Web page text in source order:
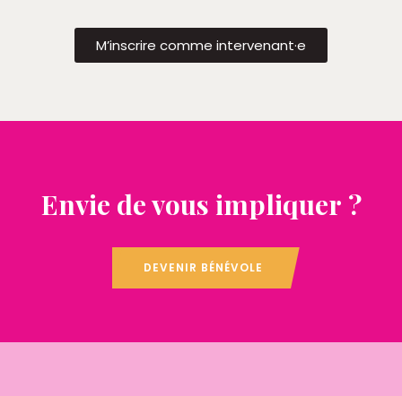
M’inscrire comme intervenant·e
Envie de vous impliquer ?
DEVENIR BÉNÉVOLE